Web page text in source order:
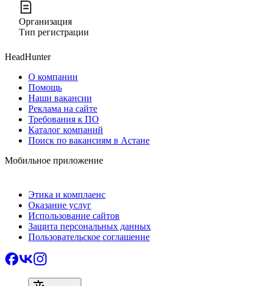
Организация
Тип регистрации
HeadHunter
О компании
Помощь
Наши вакансии
Реклама на сайте
Требования к ПО
Каталог компаний
Поиск по вакансиям в Астане
Мобильное приложение
Этика и комплаенс
Оказание услуг
Использование сайтов
Защита персональных данных
Пользовательское соглашение